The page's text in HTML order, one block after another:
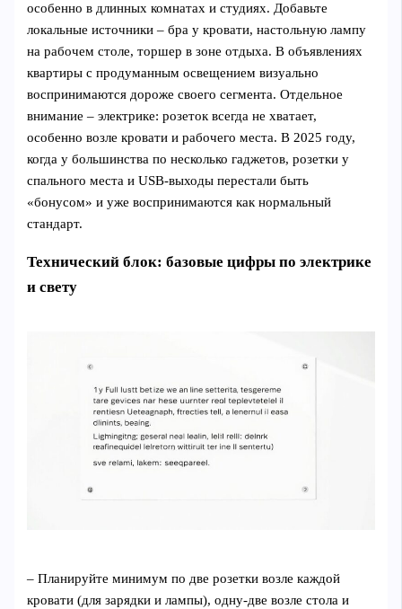
особенно в длинных комнатах и студиях. Добавьте
локальные источники – бра у кровати, настольную лампу
на рабочем столе, торшер в зоне отдыха. В объявлениях
квартиры с продуманным освещением визуально
воспринимаются дороже своего сегмента. Отдельное
внимание – электрике: розеток всегда не хватает,
особенно возле кровати и рабочего места. В 2025 году,
когда у большинства по несколько гаджетов, розетки у
спального места и USB‑выходы перестали быть
«бонусом» и уже воспринимаются как нормальный
стандарт.
Технический блок: базовые цифры по электрике
и свету
– Планируйте минимум по две розетки возле каждой
кровати (для зарядки и лампы), одну‑две возле стола и